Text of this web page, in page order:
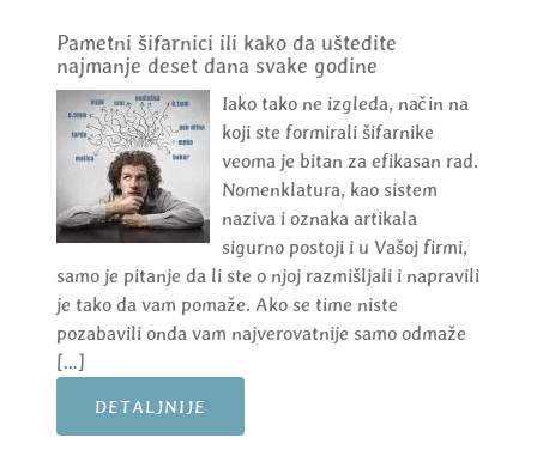
Pametni šifarnici ili kako da uštedite
najmanje deset dana svake godine
Iako tako ne izgleda, način na
koji ste formirali šifarnike
veoma je bitan za efikasan rad.
Nomenklatura, kao sistem
naziva i oznaka artikala
sigurno postoji i u Vašoj firmi,
samo je pitanje da li ste o njoj razmišljali i napravili
je tako da vam pomaže. Ako se time niste
pozabavili onda vam najverovatnije samo odmaže
[…]
DETALJNIJE